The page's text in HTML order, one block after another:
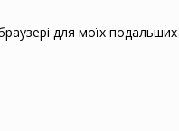
для моїх подальших